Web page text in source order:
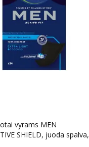
vyrams MEN
SHIELD, juoda spalva,